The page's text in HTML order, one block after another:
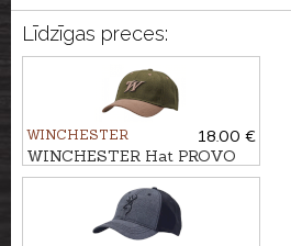
Līdzīgas preces:
WINCHESTER
18.00 €
WINCHESTER Hat PROVO